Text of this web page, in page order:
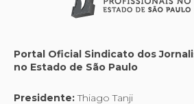
Portal Oficial Sindicato dos
no Estado de São Paulo
Presidente:Thiago Tanji